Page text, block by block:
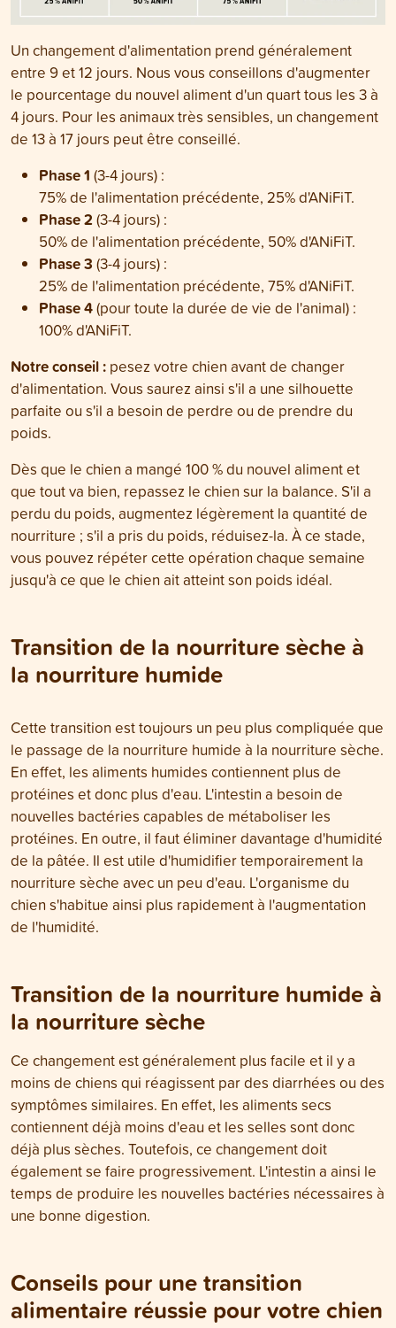
Un changement d'alimentation prend généralement
entre 9 et 12 jours. Nous vous conseillons d'augmenter
le pourcentage du nouvel aliment d'un quart tous les 3 à
4 jours. Pour les animaux très sensibles, un changement
de 13 à 17 jours peut être conseillé.
Phase 1 (3-4 jours) :
75% de l'alimentation précédente, 25% d'ANiFiT.
Phase 2 (3-4 jours) :
50% de l'alimentation précédente, 50% d'ANiFiT.
Phase 3 (3-4 jours) :
25% de l'alimentation précédente, 75% d'ANiFiT.
Phase 4(pour toute la durée de vie de l'animal) :
100% d'ANiFiT.
Notre conseil : pesez votre chien avant de changer
d'alimentation. Vous saurez ainsi s'il a une silhouette
parfaite ou s'il a besoin de perdre ou de prendre du
poids.
Dès que le chien a mangé 100 % du nouvel aliment et
que tout va bien, repassez le chien sur la balance. S'il a
perdu du poids, augmentez légèrement la quantité de
nourriture ; s'il a pris du poids, réduisez-la. À ce stade,
vous pouvez répéter cette opération chaque semaine
jusqu'à ce que le chien ait atteint son poids idéal.
Transition de la nourriture sèche à
la nourriture humide
Cette transition est toujours un peu plus compliquée que
le passage de la nourriture humide à la nourriture sèche.
En effet, les aliments humides contiennent plus de
protéines et donc plus d'eau. L'intestin a besoin de
nouvelles bactéries capables de métaboliser les
protéines. En outre, il faut éliminer davantage d'humidité
de la pâtée. Il est utile d'humidifier temporairement la
nourriture sèche avec un peu d'eau. L'organisme du
chien s'habitue ainsi plus rapidement à l'augmentation
de l'humidité.
Transition de la nourriture humide à
la nourriture sèche
Ce changement est généralement plus facile et il y a
moins de chiens qui réagissent par des diarrhées ou des
symptômes similaires. En effet, les aliments secs
contiennent déjà moins d'eau et les selles sont donc
déjà plus sèches. Toutefois, ce changement doit
également se faire progressivement. L'intestin a ainsi le
temps de produire les nouvelles bactéries nécessaires à
une bonne digestion.
Conseils pour une transition
alimentaire réussie pour votre chien